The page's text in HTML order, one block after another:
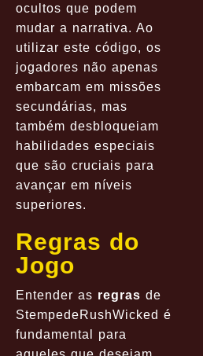
ocultos que podem
mudar a narrativa. Ao
utilizar este código, os
jogadores não apenas
embarcam em missões
secundárias, mas
também desbloqueiam
habilidades especiais
que são cruciais para
avançar em níveis
superiores.
Regras do
Jogo
Entender as regras de
StempedeRushWicked é
fundamental para